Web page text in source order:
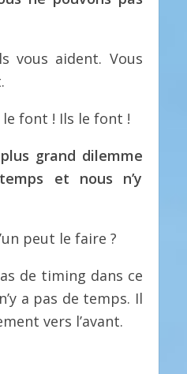
vous aident. Vous
font ! Ils le font !
grand dilemme
et nous n’y
peut le faire ?
de timing dans ce
a pas de temps. Il
vers l’avant.